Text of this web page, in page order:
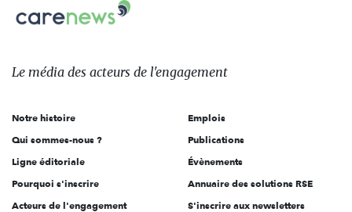
sur:
Carenews,
Le
des
l'engagement
Le média des acteurs de l'engagement
Notre histoire
Qui sommes-nous ?
Ligne éditoriale
Pourquoi s'inscrire
Acteurs de l'engagement
Emplois
Publications
Évènements
Annuaire des solutions RSE
S'inscrire aux newsletters